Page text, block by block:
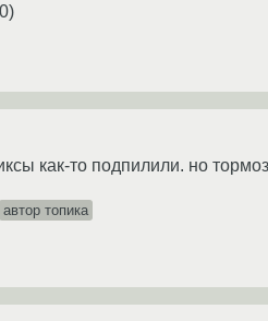
)
как-то подпилили. но
автор топика